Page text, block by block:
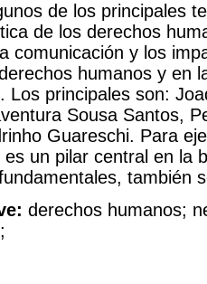
de los principales
de los derechos
comunicación y los
humanos y en
Los principales son:
Sousa Santos,
Guareschi. Para
un pilar central en la
también
derechos humanos;